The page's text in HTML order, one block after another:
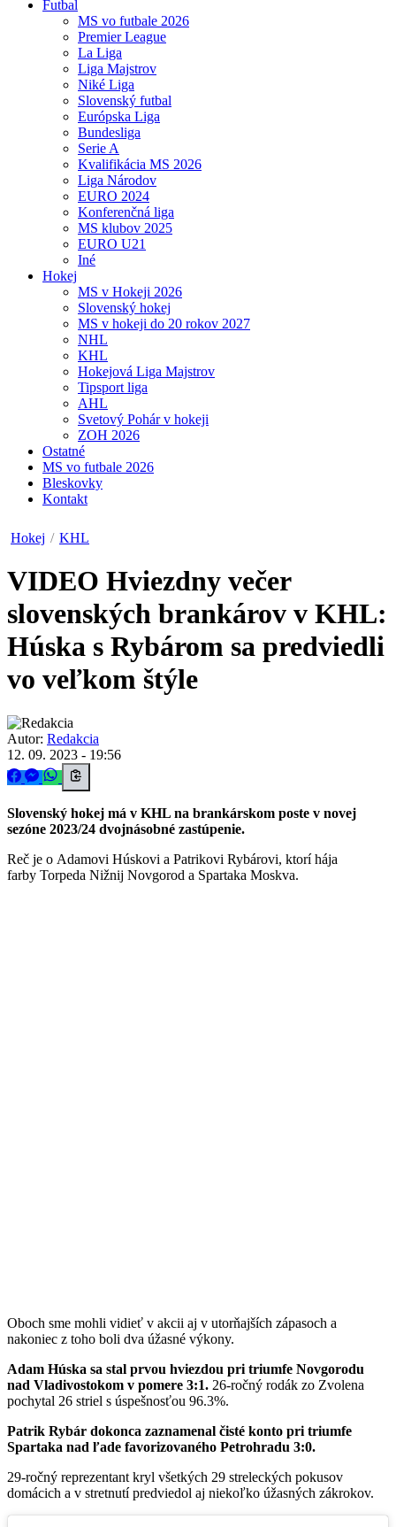
Futbal
MS vo futbale 2026
Premier League
La Liga
Liga Majstrov
Niké Liga
Slovenský futbal
Európska Liga
Bundesliga
Serie A
Kvalifikácia MS 2026
Liga Národov
EURO 2024
Konferenčná liga
MS klubov 2025
EURO U21
Iné
Hokej
MS v Hokeji 2026
Slovenský hokej
MS v hokeji do 20 rokov 2027
NHL
KHL
Hokejová Liga Majstrov
Tipsport liga
AHL
Svetový Pohár v hokeji
ZOH 2026
Ostatné
MS vo futbale 2026
Bleskovky
Kontakt
Hokej / KHL
VIDEO Hviezdny večer
slovenských brankárov v KHL:
Húska s Rybárom sa predviedli
vo veľkom štýle
Autor: Redakcia
12. 09. 2023 - 19:56
Slovenský hokej má v KHL na brankárskom poste v novej
sezóne 2023/24 dvojnásobné zastúpenie.
Reč je o Adamovi Húskovi a Patrikovi Rybárovi, ktorí hája
farby Torpeda Nižnij Novgorod a Spartaka Moskva.
Oboch sme mohli vidieť v akcii aj v utorňajších zápasoch a
nakoniec z toho boli dva úžasné výkony.
Adam Húska sa stal prvou hviezdou pri triumfe Novgorodu
nad Vladivostokom v pomere 3:1. 26-ročný rodák zo Zvolena
pochytal 26 striel s úspešnosťou 96.3%.
Patrik Rybár dokonca zaznamenal čisté konto pri triumfe
Spartaka nad ľade favorizovaného Petrohradu 3:0.
29-ročný reprezentant kryl všetkých 29 streleckých pokusov
domácich a v stretnutí predviedol aj niekoľko úžasných zákrokov.